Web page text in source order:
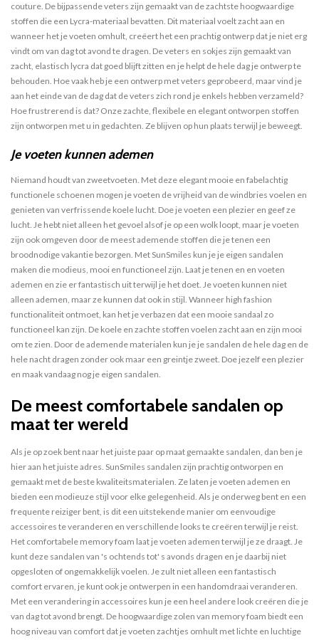
couture. De bijpassende veters zijn gemaakt van de zachtste hoogwaardige
stoffen die een Lycra-materiaal bevatten. Dit materiaal voelt zacht aan en
wanneer het je voeten omhult, creëert het een prachtig ontwerp dat je niet erg
vindt om van dag tot avond te dragen. De veters en sokjes zijn gemaakt van
zacht, elastisch lycra dat goed blijft zitten en je helpt de hele dag je ontwerp te
behouden. Hoe vaak heb je een ontwerp met veters geprobeerd, maar vind je
aan het einde van de dag dat de veters zich rond je enkels hebben verzameld?
Hoe frustrerend is dat? Onze zachte, flexibele en elegant ontworpen stoffen
zijn ontworpen met u in gedachten. Ze blijven op hun plaats terwijl je beweegt.
Je voeten kunnen ademen
Niemand houdt van zweetvoeten. Met deze elegant mooie en fabelachtig
functionele schoenen mogen je voeten de vrijheid van de windbries voelen en
genieten van verfrissende koele lucht. Doe je voeten een plezier en geef ze
lucht. Je hebt niet alleen het gevoel alsof je op een wolk loopt, maar je voeten
zijn ook omgeven door de meest ademende stoffen die je tenen een
broodnodige vakantie bezorgen. Met SunSmiles kun je je eigen sandalen
maken die modieus, mooi en functioneel zijn. Laat je tenen en en voeten
ademen en zie er fantastisch uit terwijl je het doet. Je voeten kunnen niet
alleen ademen, maar ze kunnen dat ook in stijl. Wanneer high fashion
functionaliteit ontmoet, kan het je verbazen dat een mooie sandaal zo
functioneel kan zijn. De koele en zachte stoffen voelen zacht aan en zijn mooi
om te zien. Door de ademende materialen kun je je sandalen de hele dag en de
hele nacht dragen zonder ook maar een greintje zweet. Doe jezelf een plezier
en maak vandaag nog je eigen sandalen.
De meest comfortabele sandalen op
maat ter wereld
Als je op zoek bent naar het juiste paar op maat gemaakte sandalen, dan ben je
hier aan het juiste adres. SunSmiles sandalen zijn prachtig ontworpen en
gemaakt met de beste kwaliteitsmaterialen. Ze laten je voeten ademen en
bieden een modieuze stijl voor elke gelegenheid. Als je onderweg bent en een
frequente reiziger bent, is dit een uitstekende manier om eenvoudige
accessoires te veranderen en verschillende looks te creëren terwijl je reist.
Het comfortabele memory foam laat je voeten ademen terwijl je ze draagt. Je
kunt deze sandalen van 's ochtends tot' s avonds dragen en je daarbij niet
opgesloten of ongemakkelijk voelen. Je zult niet alleen een fantastisch
comfort ervaren, je kunt ook je ontwerpen in een handomdraai veranderen.
Met een verandering in accessoires kun je een heel andere look creëren die je
van dag tot avond brengt. De hoogwaardige zolen van memory foam biedt een
hoog niveau van comfort dat je voeten zachtjes omhult met lichte en luchtige